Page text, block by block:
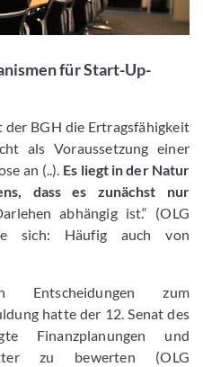
für Start-Up-
der BGH die Ertragsfähigkeit
als Voraussetzung einer
an (..). Es liegt in der Natur
dass es zunächst nur
abhängig ist.“ (OLG
sich: Häufig auch von
Entscheidungen zum
hatte der 12. Senat des
Finanzplanungen und
zu bewerten (OLG